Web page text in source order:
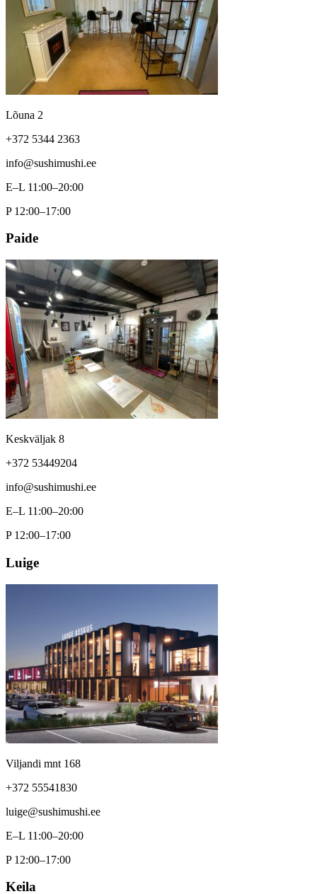
Lõuna 2
+372 5344 2363
info@sushimushi.ee
E–L 11:00–20:00
P 12:00–17:00
Paide
Keskväljak 8
+372 53449204
info@sushimushi.ee
E–L 11:00–20:00
P 12:00–17:00
Luige
Viljandi mnt 168
+372 55541830
luige@sushimushi.ee
E–L 11:00–20:00
P 12:00–17:00
Keila